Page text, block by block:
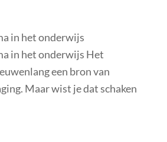
in het onderwijs
in het onderwijs Het
een bron van
Maar wist je dat schaken